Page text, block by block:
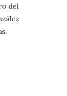
del